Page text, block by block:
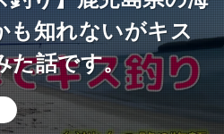
も知れないがキス
た話です。